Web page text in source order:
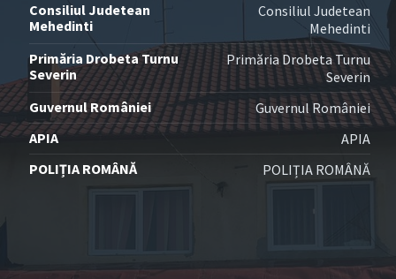
Consiliul Judetean
Mehedinti
Consiliul Judetean
Mehedinti
Primăria Drobeta Turnu
Severin
Primăria Drobeta Turnu
Severin
Guvernul României
Guvernul României
APIA
APIA
POLIȚIA ROMÂNĂ
POLIȚIA ROMÂNĂ